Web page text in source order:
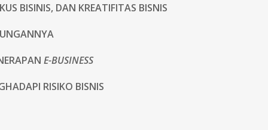
BISINIS, DAN KREATIFITAS BISNIS
E-BUSINESS
RISIKO BISNIS